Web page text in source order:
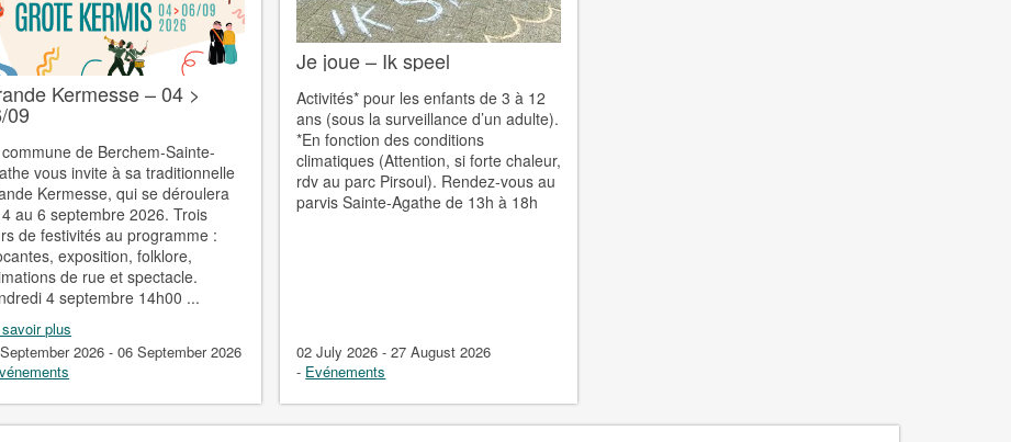
Kermesse – 04 >
09
de Berchem-Sainte-
vous invite à sa traditionnelle
Kermesse, qui se déroulera
au 6 septembre 2026. Trois
de festivités au programme :
exposition, folklore,
de rue et spectacle.
4 septembre 14h00 ...
plus
2026 - 06 September 2026
Je joue – Ik speel
Activités* pour les enfants de 3 à 12
ans (sous la surveillance d’un adulte).
*En fonction des conditions
climatiques (Attention, si forte chaleur,
rdv au parc Pirsoul). Rendez-vous au
parvis Sainte-Agathe de 13h à 18h
02 July 2026 - 27 August 2026
- Evénements